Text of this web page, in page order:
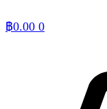
฿0.00 0